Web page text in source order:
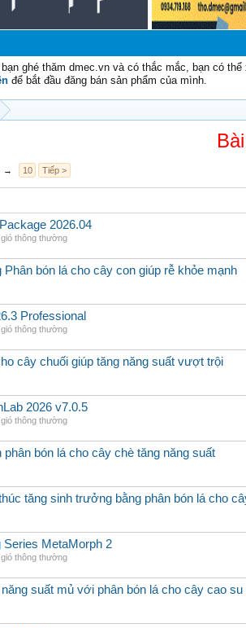
bạn ghé thăm dmec.vn và có thắc mắc, bạn có
để bắt đầu đăng bán sản phẩm của mình.
→ 10 Tiếp >
2026.04
thông thường
Phân bón lá cho cây con giúp rễ khỏe mạnh
Professional
thông thường
cây chuối giúp tăng năng suất vượt trội
2026 v7.0.5
thông thường
phân bón lá cho cây chè tăng năng suất
tăng sinh trưởng bằng phân bón lá cho
Series MetaMorph 2
thông thường
năng suất mủ với phân bón lá cho cây cao su